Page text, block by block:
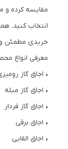
مقایسه کرده و
انتخاب کنید.
خریدی مطمئن و
معرفی انواع
• اجاق گاز
• اجاق گاز مبله
• اجاق گاز فردار
• اجاق برقی
• اجاق القایی